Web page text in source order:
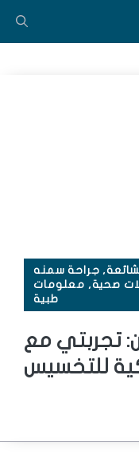
, جراحة سمنه
صحية, معلومات
طبية
تجربتي مع
للتخسيس